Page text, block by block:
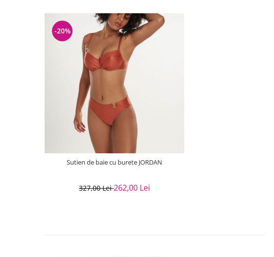
-20%
Sutien de baie cu burete JORDAN
327,00 Lei262,00 Lei